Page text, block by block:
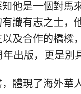
他是一個對馬
識有志之士，
及合作的橋樑
出版，更是別
，體現了海外華